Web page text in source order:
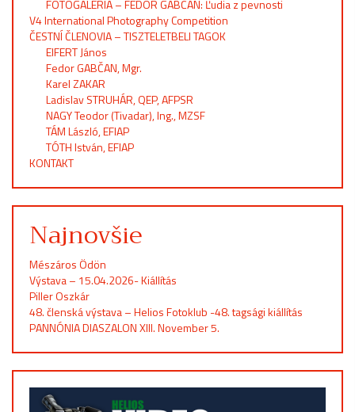
FOTOGALÉRIA – FEDOR GABČAN: Ľudia z pevnosti
V4 International Photography Competition
ČESTNÍ ČLENOVIA – TISZTELETBELI TAGOK
EIFERT János
Fedor GABČAN, Mgr.
Karel ZAKAR
Ladislav STRUHÁR, QEP, AFPSR
NAGY Teodor (Tivadar), Ing., MZSF
TÁM László, EFIAP
TÓTH István, EFIAP
KONTAKT
Najnovšie
Mészáros Ödön
Výstava – 15.04.2026- Kiállítás
Piller Oszkár
48. členská výstava – Helios Fotoklub -48. tagsági kiállítás
PANNÓNIA DIASZALON XIII. November 5.